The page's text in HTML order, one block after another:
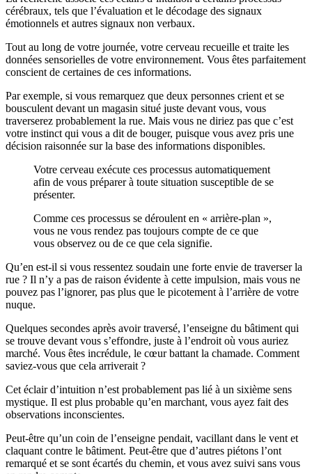
cérébraux, tels que l’évaluation et le décodage des signaux
émotionnels et autres signaux non verbaux.
Tout au long de votre journée, votre cerveau recueille et traite les
données sensorielles de votre environnement. Vous êtes parfaitement
conscient de certaines de ces informations.
Par exemple, si vous remarquez que deux personnes crient et se
bousculent devant un magasin situé juste devant vous, vous
traverserez probablement la rue. Mais vous ne diriez pas que c’est
votre instinct qui vous a dit de bouger, puisque vous avez pris une
décision raisonnée sur la base des informations disponibles.
Votre cerveau exécute ces processus automatiquement
afin de vous préparer à toute situation susceptible de se
présenter.
Comme ces processus se déroulent en « arrière-plan »,
vous ne vous rendez pas toujours compte de ce que
vous observez ou de ce que cela signifie.
Qu’en est-il si vous ressentez soudain une forte envie de traverser la
rue ? Il n’y a pas de raison évidente à cette impulsion, mais vous ne
pouvez pas l’ignorer, pas plus que le picotement à l’arrière de votre
nuque.
Quelques secondes après avoir traversé, l’enseigne du bâtiment qui
se trouve devant vous s’effondre, juste à l’endroit où vous auriez
marché. Vous êtes incrédule, le cœur battant la chamade. Comment
saviez-vous que cela arriverait ?
Cet éclair d’intuition n’est probablement pas lié à un sixième sens
mystique. Il est plus probable qu’en marchant, vous ayez fait des
observations inconscientes.
Peut-être qu’un coin de l’enseigne pendait, vacillant dans le vent et
claquant contre le bâtiment. Peut-être que d’autres piétons l’ont
remarqué et se sont écartés du chemin, et vous avez suivi sans vous